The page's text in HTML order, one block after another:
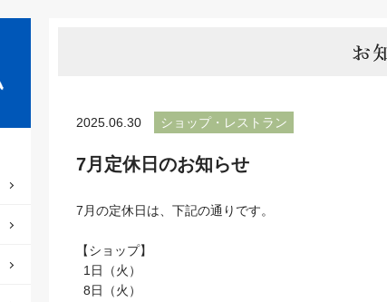
2025.06.30 ショップ・レストラン
7月定休日のお知らせ
7月の定休日は、下記の通りです。
【ショップ】
1日（火）
8日（火）